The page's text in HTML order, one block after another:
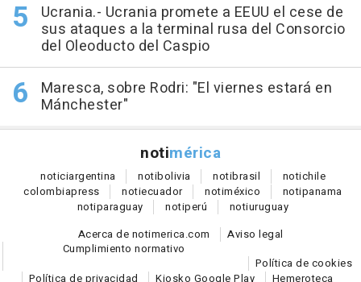
Ucrania.- Ucrania promete a EEUU el cese de
sus ataques a la terminal rusa del Consorcio
del Oleoducto del Caspio
Maresca, sobre Rodri: "El viernes estará en
Mánchester"
notimérica
noticiargentina notibolivia notibrasil notichile
colombiapress notiecuador notiméxico notipanama
notiparaguay notiperú notiuruguay
Acerca de notimerica.com
Aviso legal
Cumplimiento normativo
Política de cookies
Política de privacidad
Kiosko Google Play Hemeroteca